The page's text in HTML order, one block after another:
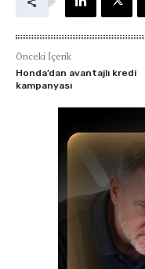
Önceki İçerik
Honda’dan avantajlı kredi
kampanyası